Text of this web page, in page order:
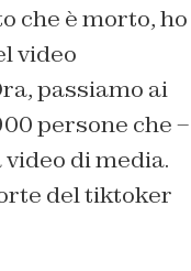
che è morto, ho
video
passiamo ai
persone che –
di media.
del tiktoker